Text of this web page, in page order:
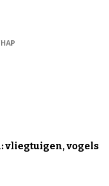
vliegtuigen, vogels